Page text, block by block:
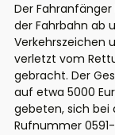
Der
der Fahrbahn ab
Verkehrszeichen
verletzt vom
gebracht. Der
auf etwa 5000
gebeten, sich bei
Rufnummer